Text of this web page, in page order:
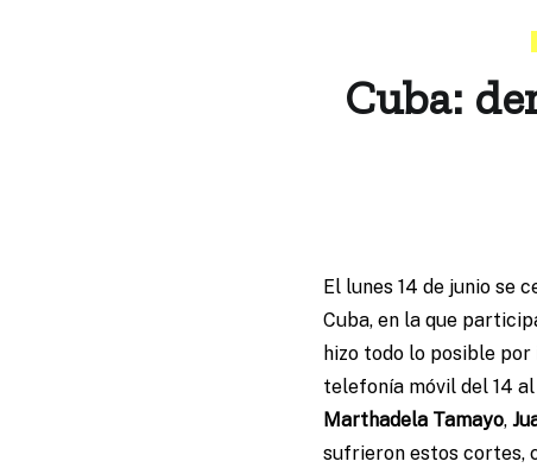
Cuba:
El lunes 14 de junio se
Cuba, en la que
hizo todo lo posible
telefonía móvil del 14
Marthadela Tamayo,
sufrieron estos cortes,